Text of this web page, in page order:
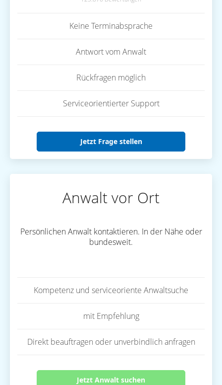
Keine Terminabsprache
Antwort vom Anwalt
Rückfragen möglich
Serviceorientierter Support
Jetzt Frage stellen
Anwalt vor Ort
Persönlichen Anwalt kontaktieren. In der Nähe oder
bundesweit.
Kompetenz und serviceoriente Anwaltsuche
mit Empfehlung
Direkt beauftragen oder unverbindlich anfragen
Jetzt Anwalt suchen